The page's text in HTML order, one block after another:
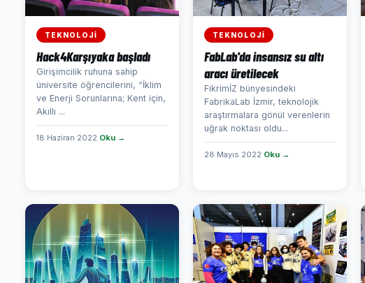
TEKNOLOJİ
Hack4Karşıyaka başladı
Girişimcilik ruhuna sahip
üniversite öğrencilerini, “İklim
ve Enerji Sorunlarına; Kent için,
Akıllı ...
18 Haziran 2022 Oku →
TEKNOLOJİ
FabLab'da insansız su altı
aracı üretilecek
FikrimİZ bünyesindeki
FabrikaLab İzmir, teknolojik
araştırmalara gönül verenlerin
uğrak noktası oldu...
28 Mayıs 2022 Oku →